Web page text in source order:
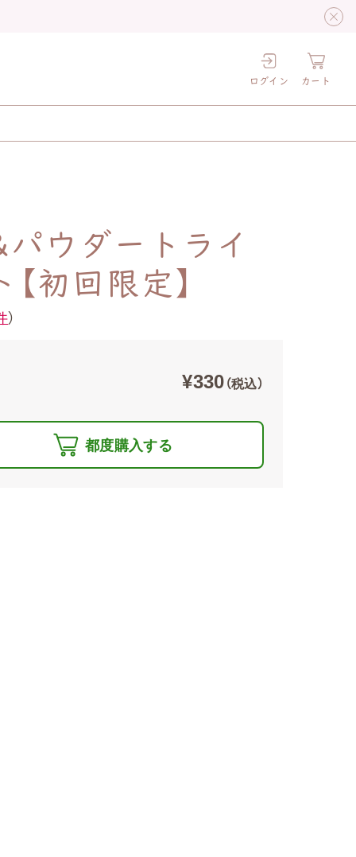
ログイン カート
ウダートライ
初回限定】
）
¥330（税込）
都度購入する